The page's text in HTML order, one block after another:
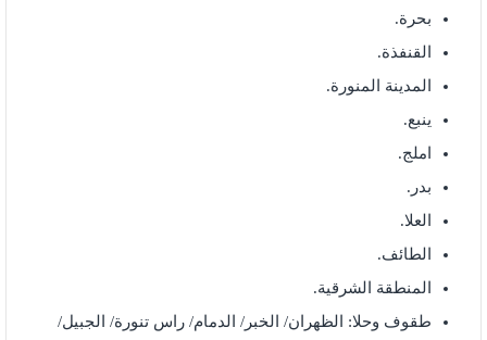
بحرة.
القنفذة.
المدينة المنورة.
ينبع.
املج.
بدر.
العلا.
الطائف.
المنطقة الشرقية.
طقوف وحلا: الظهران/ الخبر/ الدمام/ راس تنورة/ الجبيل/